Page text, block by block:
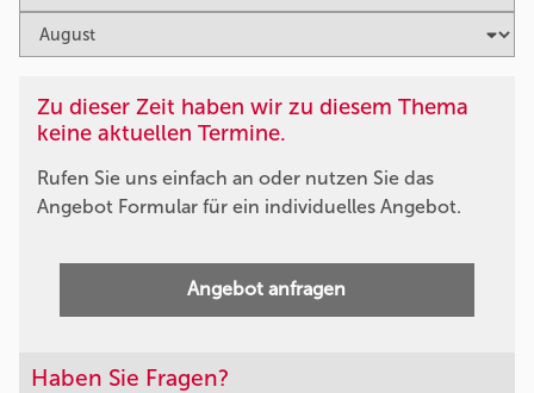
Zu dieser Zeit haben wir zu diesem Thema
keine aktuellen Termine.
Rufen Sie uns einfach an oder nutzen Sie das
Angebot Formular für ein individuelles Angebot.
Angebot anfragen
Haben Sie Fragen?